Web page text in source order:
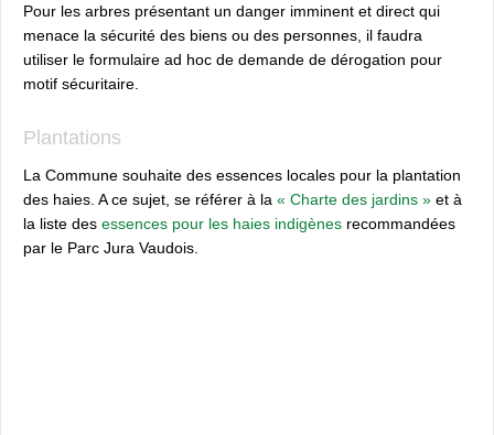
Pour les arbres présentant un danger imminent et direct qui
menace la sécurité des biens ou des personnes, il faudra
utiliser le formulaire ad hoc de demande de dérogation pour
motif sécuritaire.
Plantations
La Commune souhaite des essences locales pour la plantation
des haies. A ce sujet, se référer à la « Charte des jardins » et à
la liste des essences pour les haies indigènes recommandées
par le Parc Jura Vaudois.